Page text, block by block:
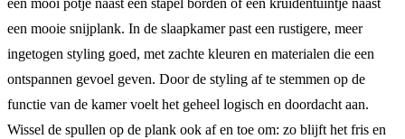
een mooi potje naast een stapel borden of een kruidentuintje naast
een mooie snijplank. In de slaapkamer past een rustigere, meer
ingetogen styling goed, met zachte kleuren en materialen die een
ontspannen gevoel geven. Door de styling af te stemmen op de
functie van de kamer voelt het geheel logisch en doordacht aan.
Wissel de spullen op de plank ook af en toe om: zo blijft het fris en